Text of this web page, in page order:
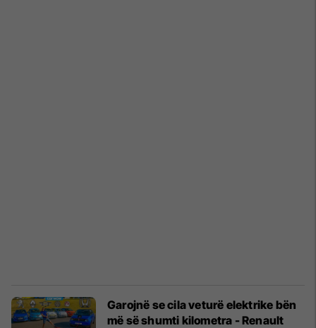
Garojnë se cila veturë elektrike bën
më së shumti kilometra - Renault